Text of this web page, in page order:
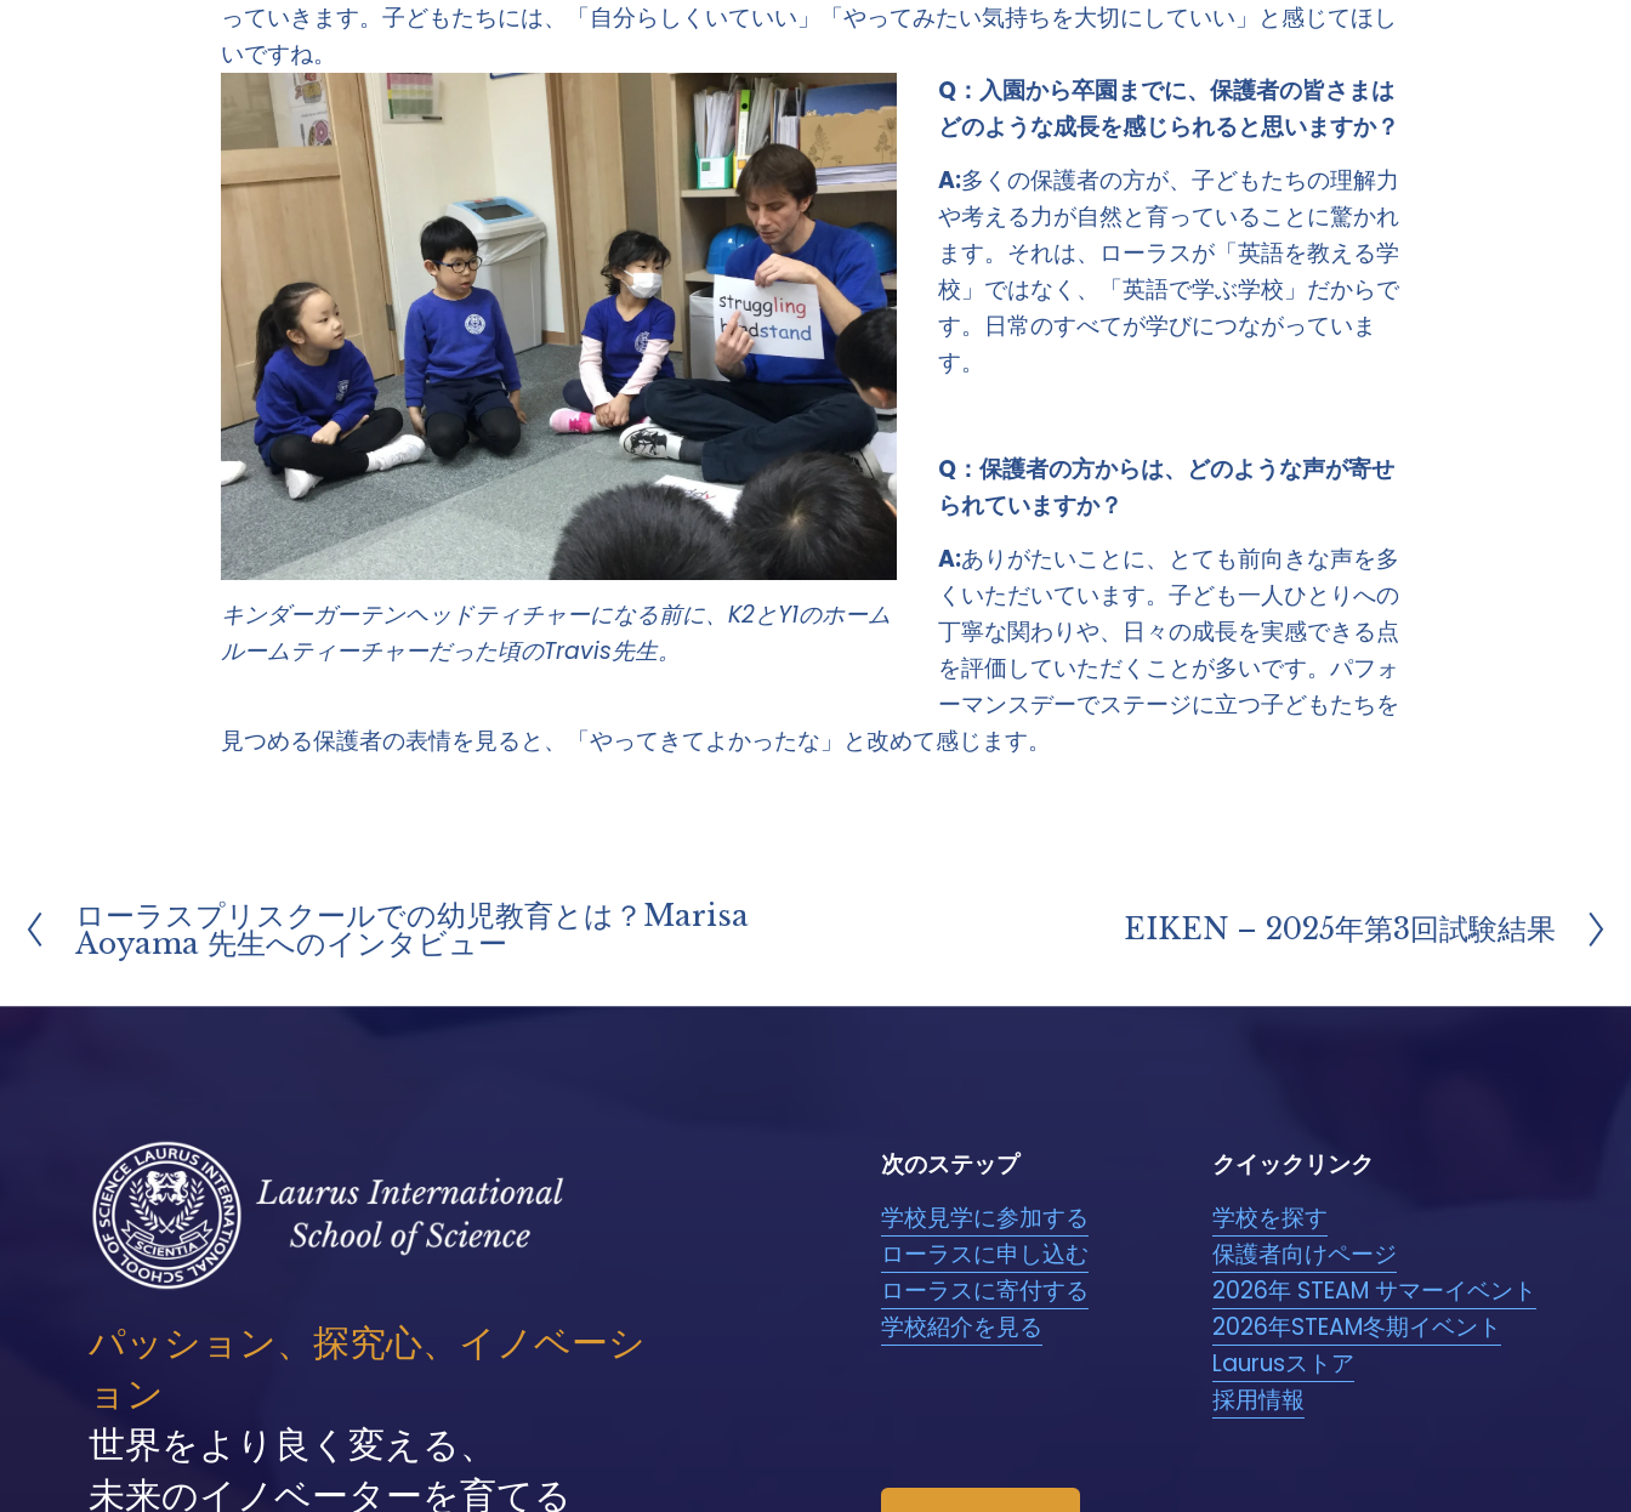
っていきます。子どもたちには、「自分らしくいていい」「やってみたい気持ちを大切にしていい」と感じてほし
いですね。
キンダーガーテンヘッドティチャーになる前に、K2とY1のホーム
ルームティーチャーだった頃のTravis先生。
Q：入園から卒園までに、保護者の皆さまは
どのような成長を感じられると思いますか？
A:多くの保護者の方が、子どもたちの理解力
や考える力が自然と育っていることに驚かれ
ます。それは、ローラスが「英語を教える学
校」ではなく、「英語で学ぶ学校」だからで
す。日常のすべてが学びにつながっていま
す。
Q：保護者の方からは、どのような声が寄せ
られていますか？
A:ありがたいことに、とても前向きな声を多
くいただいています。子ども一人ひとりへの
丁寧な関わりや、日々の成長を実感できる点
を評価していただくことが多いです。パフォ
ーマンスデーでステージに立つ子どもたちを
見つめる保護者の表情を見ると、「やってきてよかったな」と改めて感じます。
前
へ
ローラスプリスクールでの幼児教育とは？Marisa
Aoyama 先生へのインタビュー
次
ペ
EIKEN – 2025年第3回試験結果
パッション、探究心、イノベーシ
ョン
世界をより良く変える、
未来のイノベーターを育てる
クイックリンク
学校を探す
保護者向けページ
2026年 STEAM サマーイベント
2026年STEAM冬期イベント
Laurusストア
採用情報
次のステップ
学校見学に参加する
ローラスに申し込む
ローラスに寄付する
学校紹介を見る